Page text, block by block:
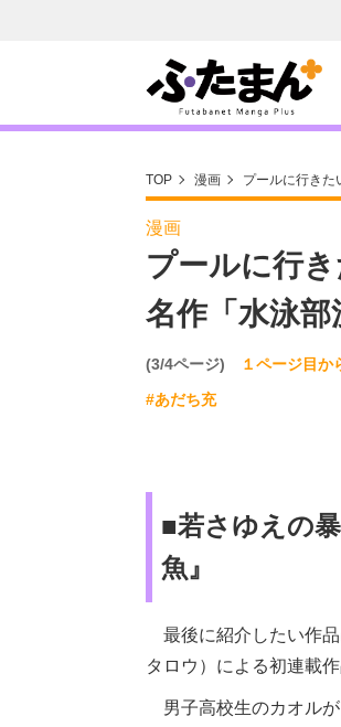
TOP 漫画 プールに行きた
漫画
プールに行
名作「水泳部
(3/4ページ)
１ページ目か
#あだち充
■若さゆえの
魚』
最後に紹介したい作
タロウ）による初連載
男子高校生のカオルが